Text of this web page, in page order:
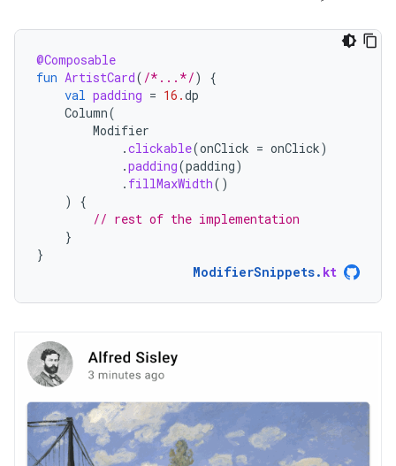
@Composable
fun ArtistCard( /*...*/)
{
val padding = 16.dp
Column(
Modifier
.clickable(onClick = onClick)
.padding(padding)
. fillMaxWidth()
)
{
// rest of the implementation
}
}
ModifierSnippets. kt